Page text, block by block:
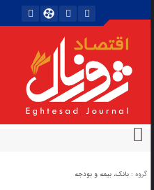
گروه : بانک، بیمه و بودجه